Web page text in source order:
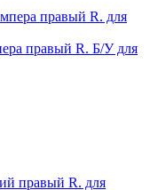
правый R. Б/У для